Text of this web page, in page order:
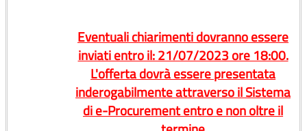
Eventuali chiarimenti dovranno essere
inviati entro il: 21/07/2023 ore 18:00.
L'offerta dovrà essere presentata
inderogabilmente attraverso il Sistema
di e-Procurement entro e non oltre il